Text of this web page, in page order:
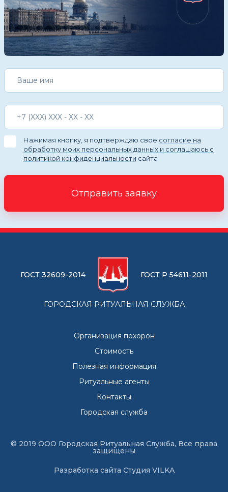
Нажимая кнопку, я подтверждаю свое согласие на
обработку моих персональных данных и соглашаюсь с
политикой конфиденциальности сайта
Отправить заявку
ГОСТ 32609-2014 ГОСТ Р 54611-2011
ГОРОДСКАЯ РИТУАЛЬНАЯ СЛУЖБА
Организация похорон
Стоимость
Полезная информация
Ритуальные агенты
Контакты
Городская служба
© 2019 ООО Городская Ритуальная Служба, Все права
защищены
Разработка сайта Студия VILKA